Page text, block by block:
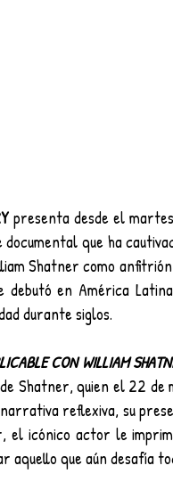
presenta desde el
que ha
Shatner como
debutó en América
durante siglos.
CON WILLIAM
Shatner, quien el 22
reflexiva, su
el icónico actor le
aquello que aún desafía